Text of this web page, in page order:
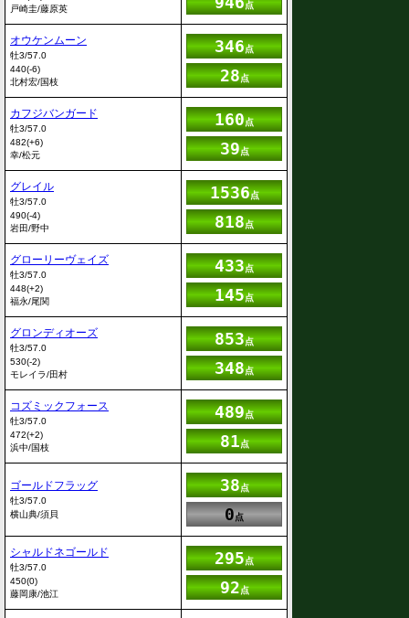
戸崎圭/藤原英
点
オウケンムーン
牡3/57.0
440(-6)
北村宏/国枝
346点
28点
カフジバンガード
牡3/57.0
482(+6)
幸/松元
160点
39点
グレイル
牡3/57.0
490(-4)
岩田/野中
1536点
818点
グローリーヴェイズ
牡3/57.0
448(+2)
福永/尾関
433点
145点
グロンディオーズ
牡3/57.0
530(-2)
モレイラ/田村
853点
348点
コズミックフォース
牡3/57.0
472(+2)
浜中/国枝
489点
81点
ゴールドフラッグ
牡3/57.0
横山典/須貝
38点
0点
シャルドネゴールド
牡3/57.0
450(0)
藤岡康/池江
295点
92点